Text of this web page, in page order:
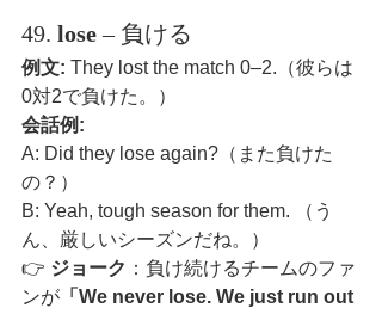
49. lose – 負ける
例文: They lost the match 0–2.（彼らは
0対2で負けた。）
会話例:
A: Did they lose again?（また負けた
の？）
B: Yeah, tough season for them. （う
ん、厳しいシーズンだね。）
👉 ジョーク ：負け続けるチームのファ
ンが 「We never lose. We just run out